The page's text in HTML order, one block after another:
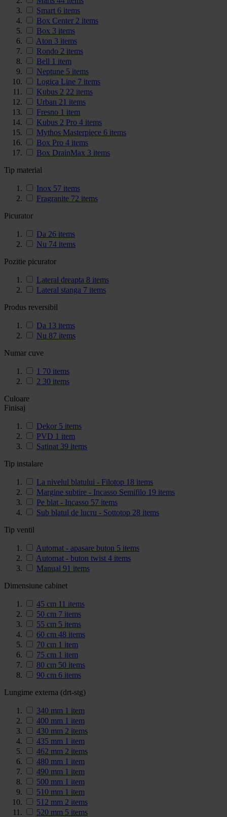
Smart 6 items
Box Center 2 items
Box 3 items
Aton 3 items
Rondo 2 items
Bell 1 item
Neptune 5 items
Logica Line 7 items
Kubus 2 22 items
Urban 21 items
Fresno 1 item
Kubus 2 Pro 4 items
Mythos Masterpiece 6 items
Box Pro 4 items
Box DrainMax 3 items
Tip material
Inox 57 items
Fragranite 72 items
Picurator
Da 26 items
Nu 74 items
Pozitie picurator
Lateral dreapta 8 items
Lateral stanga 7 items
Produs reversibil
Da 13 items
Nu 87 items
Numar cuve
1 70 items
2 30 items
Culoare
Finisaj
Dekor 5 items
PVD 1 item
Satinat 39 items
Tip instalare
La nivelul blatului - Filotop 18 items
Margine subtire - Incasso Semifilo 19 items
Pe blat - Incasso 57 items
Sub blatul de lucru - Sottotop 28 items
Tip ventil
Automat - apasare buton 5 items
Automat - buton twist 4 items
Manual 91 items
Dimensiune cabinet
45 cm 11 items
50 cm 7 items
55 cm 5 items
60 cm 48 items
70 cm 1 item
75 cm 1 item
80 cm 50 items
90 cm 6 items
Lungime externa (drt-stg)
340 mm 1 item
400 mm 1 item
430 mm 2 items
435 mm 1 item
462 mm 2 items
480 mm 1 item
490 mm 1 item
500 mm 1 item
510 mm 1 item
512 mm 2 items
520 mm 5 items